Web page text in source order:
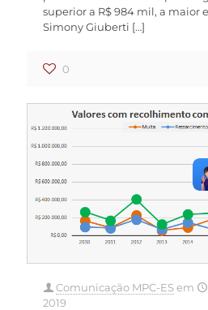
superior a R$ 984 mil, a maior
Simony Giuberti […]
0
Comunicação MPC-ESem
2019